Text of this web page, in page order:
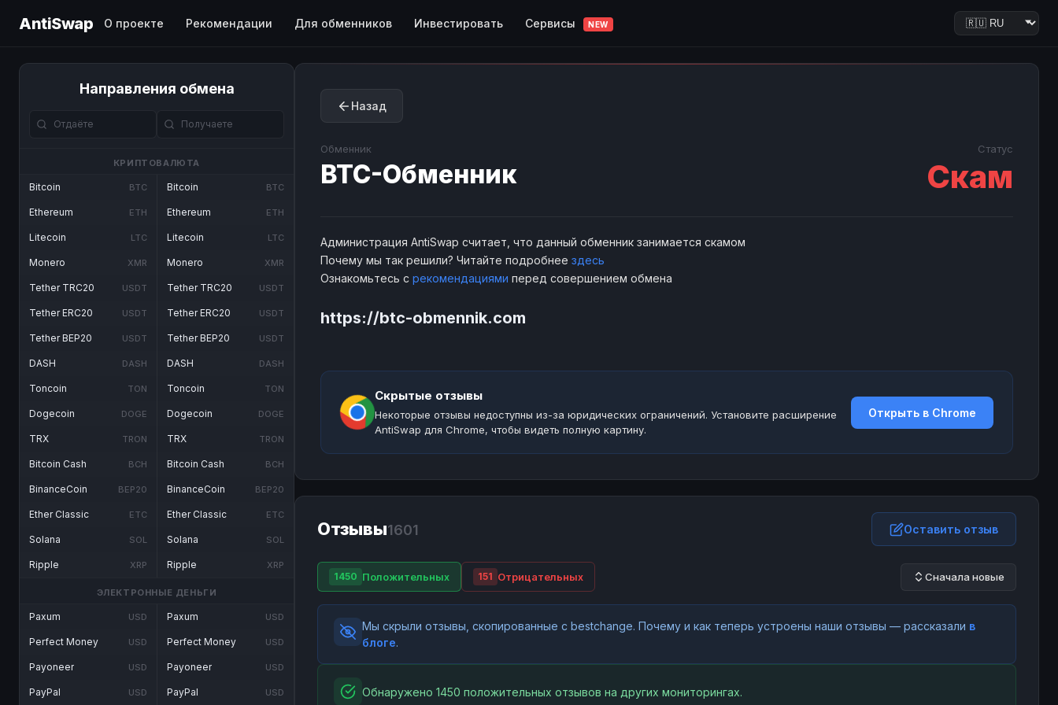
AntiSwap О проекте Рекомендации Для обменников Инвестировать Сервисы NEW
Направления обмена
КРИПТОВАЛЮТА
Bitcoin BTC
Ethereum ETH
Litecoin LTC
Monero XMR
Tether TRC20 USDT
Tether ERC20 USDT
Tether BEP20 USDT
DASH DASH
Toncoin TON
Dogecoin DOGE
TRX TRON
Bitcoin Cash BCH
BinanceCoin BEP20
Ether Classic ETC
Solana SOL
Ripple XRP
Bitcoin BTC
Ethereum ETH
Litecoin LTC
Monero XMR
Tether TRC20 USDT
Tether ERC20 USDT
Tether BEP20 USDT
DASH DASH
Toncoin TON
Dogecoin DOGE
TRX TRON
Bitcoin Cash BCH
BinanceCoin BEP20
Ether Classic ETC
Solana SOL
Ripple XRP
ЭЛЕКТРОННЫЕ ДЕНЬГИ
Paxum USD
Perfect Money USD
Payoneer USD
PayPal USD
Paxum USD
Perfect Money USD
Payoneer USD
PayPal USD
Назад
Обменник
BTC-Обменник
Статус
Скам
Администрация AntiSwap считает, что данный обменник занимается скамом
Почему мы так решили? Читайте подробнее здесь
Ознакомьтесь с рекомендациями перед совершением обмена
https://btc-obmennik.com
Скрытые отзывы
Некоторые отзывы недоступны из-за юридических ограничений. Установите расширение
AntiSwap для Chrome, чтобы видеть полную картину.
Открыть в Chrome
Отзывы1601 Оставить отзыв
1450 Положительных 151 Отрицательных Сначала новые
Мы скрыли отзывы, скопированные с bestchange. Почему и как теперь устроены наши отзывы — рассказали в
блоге.
Обнаружено 1450 положительных отзывов на других мониторингах.